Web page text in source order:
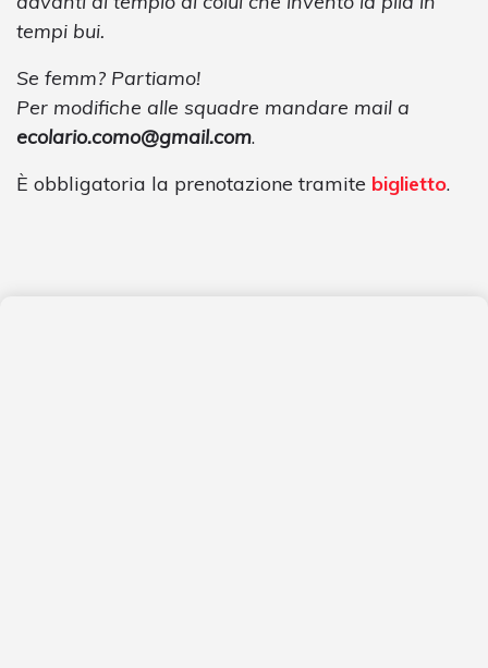
tempi bui.
Se femm? Partiamo!
Per modifiche alle squadre mandare mail a
ecolario.como@gmail.com.
È obbligatoria la prenotazione tramite biglietto.